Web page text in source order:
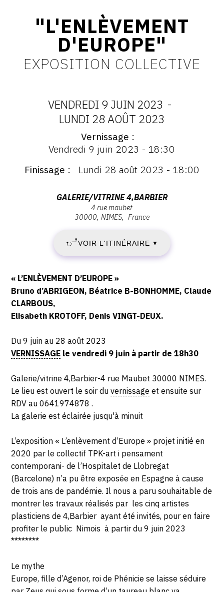
INSTAGRAM
FACEBOOK
"L'ENLÈVEMENT
D'EUROPE"
EXPOSITION COLLECTIVE
DATES
:
VENDREDI
JUIN
-
LUNDI
28
AOÛT
VENDREDI 9 JUIN 2023 -
LUNDI 28 AOÛT 2023
Vendredi
Vernissage
Vendredi 9 juin 2023 - 18:30
Finissage
Lundi 28 août 2023 - 18:00
Galerie/vitrine
Maubet,
30000
NIMES
GALERIE/VITRINE 4,BARBIER
4 rue maubet
30000 NIMES France
VOIR L'ITINÉRAIRE ▼
Description,
horaires...
« L’ENLÈVEMENT D’EUROPE »
Bruno d’ABRIGEON, Béatrice B-BONHOMME, Claude
CLARBOUS,
Elisabeth KROTOFF, Denis VINGT-DEUX.
Du 9 juin au 28 août 2023
VERNISSAGE le vendredi 9 juin à partir de 18h30
Galerie/vitrine 4,Barbier-4 rue Maubet 30000 NIMES.
Le lieu est ouvert le soir duvernissage et ensuite sur
RDV au 0641974878 .
La galerie est éclairée jusqu'à minuit
L’exposition « L’enlèvement d’Europe » projet initié en
2020 par le collectif TPK-art i pensament
contemporani- de l’Hospitalet de Llobregat
(Barcelone) n’a pu être exposée en Espagne à cause
de trois ans de pandémie. Il nous a paru souhaitable de
montrer les travaux réalisés par les cinq artistes
plasticiens de 4,Barbier ayant été invités, pour en faire
profiter le public Nimois à partir du 9 juin 2023
********
Le mythe
Europe, fille d’Agenor, roi de Phénicie se laisse séduire